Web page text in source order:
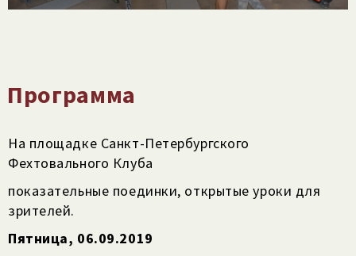
Программа
На площадке Санкт-Петербургского
Фехтовального Клуба
показательные поединки, открытые уроки для
зрителей.
Пятница, 06.09.2019